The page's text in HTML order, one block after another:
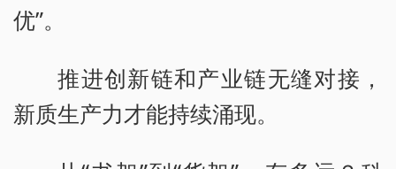
优”。
推进创新链和产业链无缝对接，
新质生产力才能持续涌现。